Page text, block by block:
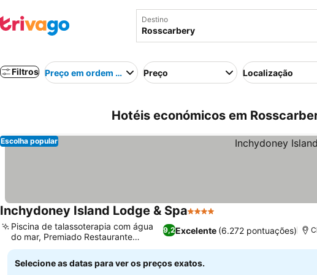
Destino
Filtros Preço em ordem crescentePreço Localização
Hotéis económicos em
Escolha popular
Inchydoney Island Lodge & Spa4 Estrelas
9,2Excelente (6.272 pontuações)
Piscina de talassoterapia com água
do mar, Premiado Restaurante
Gulfstream
Selecione as datas para ver os preços exatos.